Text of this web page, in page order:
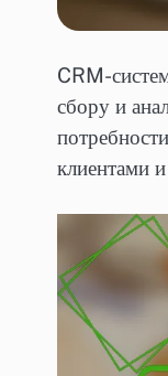
CRM-
сбору и
клиентами